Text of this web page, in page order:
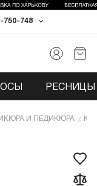
750-748
РЕСНИЦЫ
И ПЕДИКЮРА